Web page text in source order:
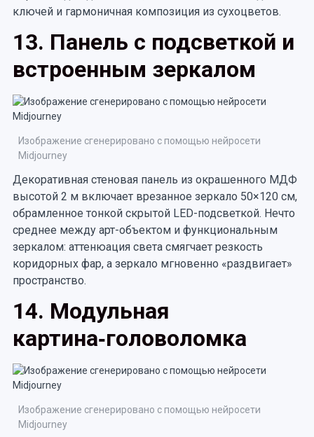
ключей и гармоничная композиция из сухоцветов.
13. Панель с подсветкой и
встроенным зеркалом
Изображение сгенерировано с помощью нейросети
Midjourney
Декоративная стеновая панель из окрашенного МДФ
высотой 2 м включает врезанное зеркало 50×120 см,
обрамленное тонкой скрытой LED-подсветкой. Нечто
среднее между арт-объектом и функциональным
зеркалом: аттенюация света смягчает резкость
коридорных фар, а зеркало мгновенно «раздвигает»
пространство.
14. Модульная
картина‑головоломка
Изображение сгенерировано с помощью нейросети
Midjourney